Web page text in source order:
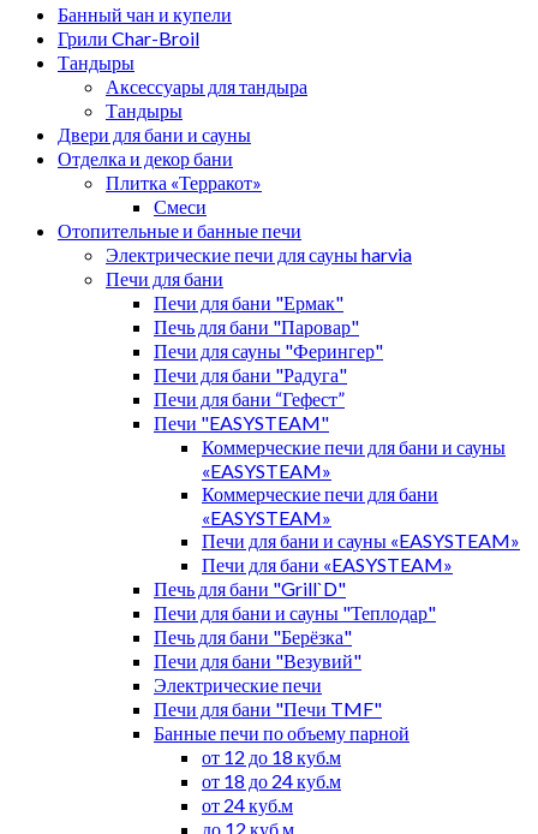
Банный чан и купели
Грили Char-Broil
Тандыры
Аксессуары для тандыра
Тандыры
Двери для бани и сауны
Отделка и декор бани
Плитка «Терракот»
Смеси
Отопительные и банные печи
Электрические печи для сауны harvia
Печи для бани
Печи для бани "Ермак"
Печь для бани "Паровар"
Печи для сауны "Ферингер"
Печи для бани "Радуга"
Печи для бани “Гефест”
Печи "EASYSTEAM"
Коммерческие печи для бани и сауны
«EASYSTEAM»
Коммерческие печи для бани
«EASYSTEAM»
Печи для бани и сауны «EASYSTEAM»
Печи для бани «EASYSTEAM»
Печь для бани "Grill`D"
Печи для бани и сауны "Теплодар"
Печь для бани "Берёзка"
Печи для бани "Везувий"
Электрические печи
Печи для бани "Печи TMF"
Банные печи по объему парной
от 12 до 18 куб.м
от 18 до 24 куб.м
от 24 куб.м
до 12 куб.м